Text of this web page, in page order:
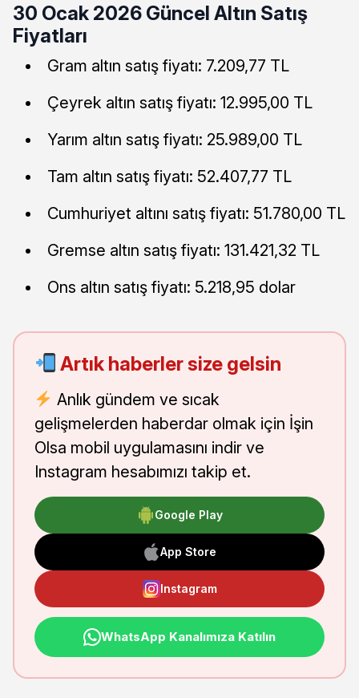
30 Ocak 2026 Güncel Altın Satış
Fiyatları
Gram altın satış fiyatı: 7.209,77 TL
Çeyrek altın satış fiyatı: 12.995,00 TL
Yarım altın satış fiyatı: 25.989,00 TL
Tam altın satış fiyatı: 52.407,77 TL
Cumhuriyet altını satış fiyatı: 51.780,00 TL
Gremse altın satış fiyatı: 131.421,32 TL
Ons altın satış fiyatı: 5.218,95 dolar
Artık haberler size gelsin
Anlık gündem ve sıcak
gelişmelerden haberdar olmak için İşin
Olsa mobil uygulamasını indir ve
Instagram hesabımızı takip et.
Google Play
App Store
Instagram
WhatsApp Kanalımıza Katılın